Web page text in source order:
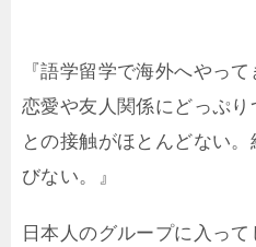
『語学留学で海外へやっ
恋愛や友人関係にどっぷ
との接触がほとんどない
びない。』
日本人のグループに入っ